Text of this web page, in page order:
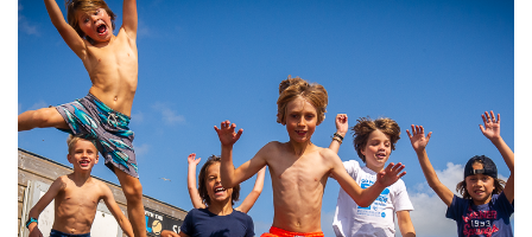
Game Kampen
Hockeykampen
Voetbalkampen
Kanokampen
Boerderijkampen
Spanje
Frankrijk
Engeland
Zweden
Malta
Taalkampen Engels
Taalreizen Engels
Taalreizen Spaans
Taalreizen Frans
Taalreizen Duits
Surfkampen Nederland
Surfkampen Spanje
Surfkampen Frankrijk
Surfkampen Portugal
Surfkampen Buitenland
JONGERENREIZEN